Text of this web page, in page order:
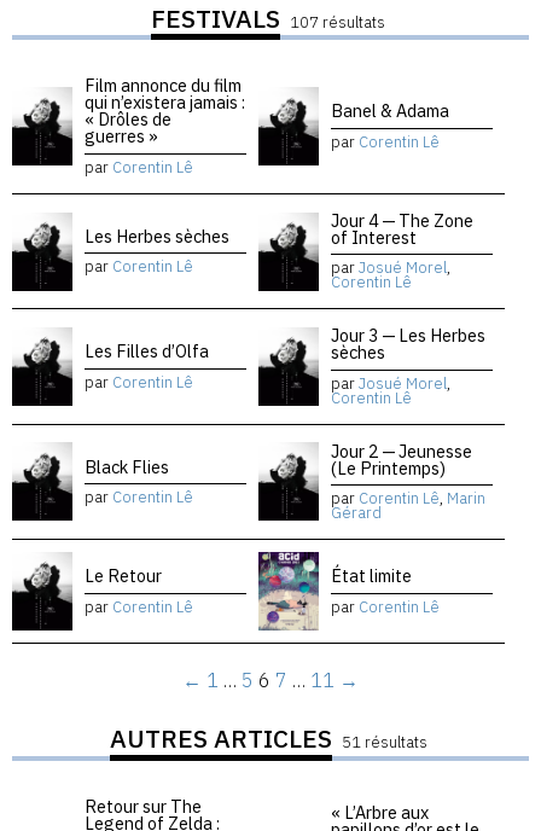
FESTIVALS 107 résultats
Film annonce du film
qui n’existera jamais :
« Drôles de
guerres »
par Corentin Lê
Banel & Adama
par Corentin Lê
Les Herbes sèches
par Corentin Lê
Jour 4 — The Zone
of Interest
parJosué Morel,
Corentin Lê
Les Filles d’Olfa
par Corentin Lê
Jour 3 — Les Herbes
sèches
parJosué Morel,
Corentin Lê
Black Flies
par Corentin Lê
Jour 2 — Jeunesse
(Le Printemps)
par Corentin Lê, Marin
Gérard
Le Retour
par Corentin Lê
État limite
par Corentin Lê
← 1 … 5 6 7 … 11 →
AUTRES ARTICLES 51 résultats
Retour sur The
Legend of Zelda : « L’Arbre aux